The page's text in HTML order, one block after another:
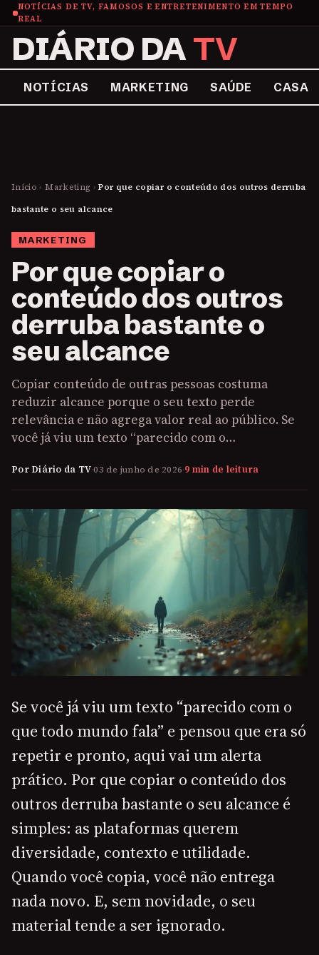
NOTÍCIAS DE TV, FAMOSOS E ENTRETENIMENTO EM TEMPO
REAL
DIÁRIO DATV
NOTÍCIAS MARKETING SAÚDE CASA
Início › Marketing › Por que copiar o conteúdo dos outros derruba
bastante o seu alcance
MARKETING
Por que copiar o
conteúdo dos outros
derruba bastante o
seu alcance
Copiar conteúdo de outras pessoas costuma
reduzir alcance porque o seu texto perde
relevância e não agrega valor real ao público. Se
você já viu um texto “parecido com o…
Por Diário da TV·03 de junho de 2026·9 min de leitura
Se você já viu um texto “parecido com o
que todo mundo fala” e pensou que era só
repetir e pronto, aqui vai um alerta
prático. Por que copiar o conteúdo dos
outros derruba bastante o seu alcance é
simples: as plataformas querem
diversidade, contexto e utilidade.
Quando você copia, você não entrega
nada novo. E, sem novidade, o seu
material tende a ser ignorado.